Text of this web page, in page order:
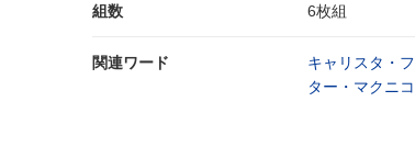
組数 6枚組
関連ワード キャリスタ・
ター・マクニ